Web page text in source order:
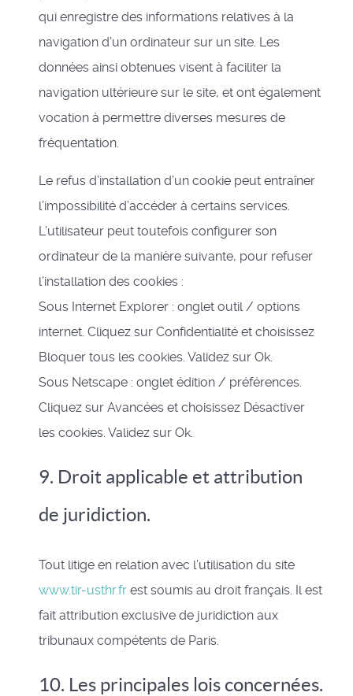
qui enregistre des informations relatives à la
navigation d’un ordinateur sur un site. Les
données ainsi obtenues visent à faciliter la
navigation ultérieure sur le site, et ont également
vocation à permettre diverses mesures de
fréquentation.
Le refus d’installation d’un cookie peut entraîner
l’impossibilité d’accéder à certains services.
L’utilisateur peut toutefois configurer son
ordinateur de la manière suivante, pour refuser
l’installation des cookies :
Sous Internet Explorer : onglet outil / options
internet. Cliquez sur Confidentialité et choisissez
Bloquer tous les cookies. Validez sur Ok.
Sous Netscape : onglet édition / préférences.
Cliquez sur Avancées et choisissez Désactiver
les cookies. Validez sur Ok.
9. Droit applicable et attribution
de juridiction.
Tout litige en relation avec l’utilisation du site
www.tir-usthr.fr est soumis au droit français. Il est
fait attribution exclusive de juridiction aux
tribunaux compétents de Paris.
10. Les principales lois concernées.